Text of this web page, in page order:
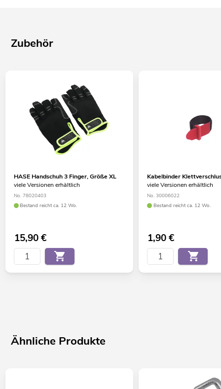
Zubehör
HASE Handschuh 3 Finger, Größe XL
viele Versionen erhältlich
No. 78020403
Bestand reicht ca. 12 Wo.
15,90€
Kabelbinder
viele Versionen erhältlich
No. 30006022
Bestand reicht ca. 12 Wo.
1,90€
Ähnliche Produkte